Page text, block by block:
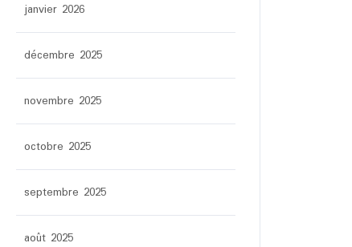
janvier 2026
décembre 2025
novembre 2025
octobre 2025
septembre 2025
août 2025